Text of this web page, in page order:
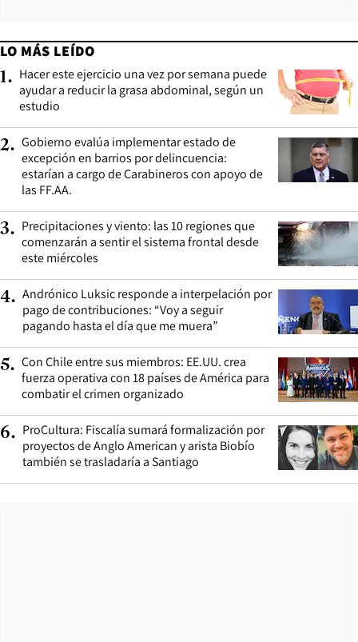
LO MÁS LEÍDO
1. Hacer este ejercicio una vez por semana puede
ayudar a reducir la grasa abdominal, según un
estudio
2. Gobierno evalúa implementar estado de
excepción en barrios por delincuencia:
estarían a cargo de Carabineros con apoyo de
las FF.AA.
3. Precipitaciones y viento: las 10 regiones que
comenzarán a sentir el sistema frontal desde
este miércoles
4. Andrónico Luksic responde a interpelación por
pago de contribuciones: “Voy a seguir
pagando hasta el día que me muera”
5. Con Chile entre sus miembros: EE.UU. crea
fuerza operativa con 18 países de América para
combatir el crimen organizado
6. ProCultura: Fiscalía sumará formalización por
proyectos de Anglo American y arista Biobío
también se trasladaría a Santiago